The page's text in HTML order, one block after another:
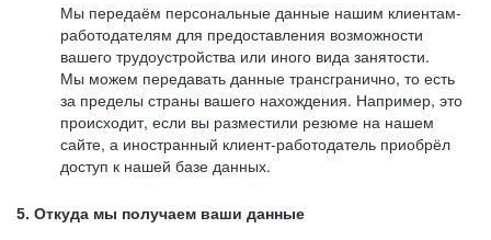
Мы передаём персональные данные нашим клиентам-
работодателям для предоставления возможности
вашего трудоустройства или иного вида занятости.
Мы можем передавать данные трансгранично, то есть
за пределы страны вашего нахождения. Например, это
происходит, если вы разместили резюме на нашем
сайте, а иностранный клиент-работодатель приобрёл
доступ к нашей базе данных.
5. Откуда мы получаем ваши данные